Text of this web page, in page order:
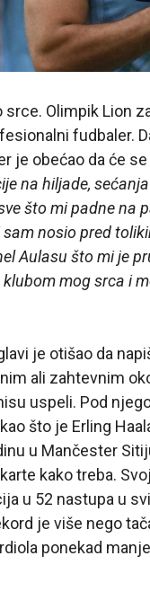
srce. Olimpik Lion
fudbaler.
je obećao da će
na hiljade,
što mi padne na
nosio pred
Aulasu što mi je
mog srca i
je otišao da
ali zahtevnim
uspeli. Pod
što je Erling
u Mančester
kako treba.
u 52 nastupa u
je više nego
ponekad